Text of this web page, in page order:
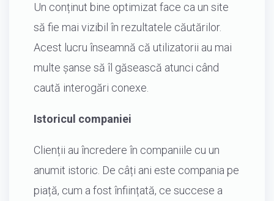
Un conținut bine optimizat face ca un site
să fie mai vizibil în rezultatele căutărilor.
Acest lucru înseamnă că utilizatorii au mai
multe șanse să îl găsească atunci când
caută interogări conexe.
Istoricul companiei
Clienții au încredere în companiile cu un
anumit istoric. De câți ani este compania pe
piață, cum a fost înființată, ce succese a